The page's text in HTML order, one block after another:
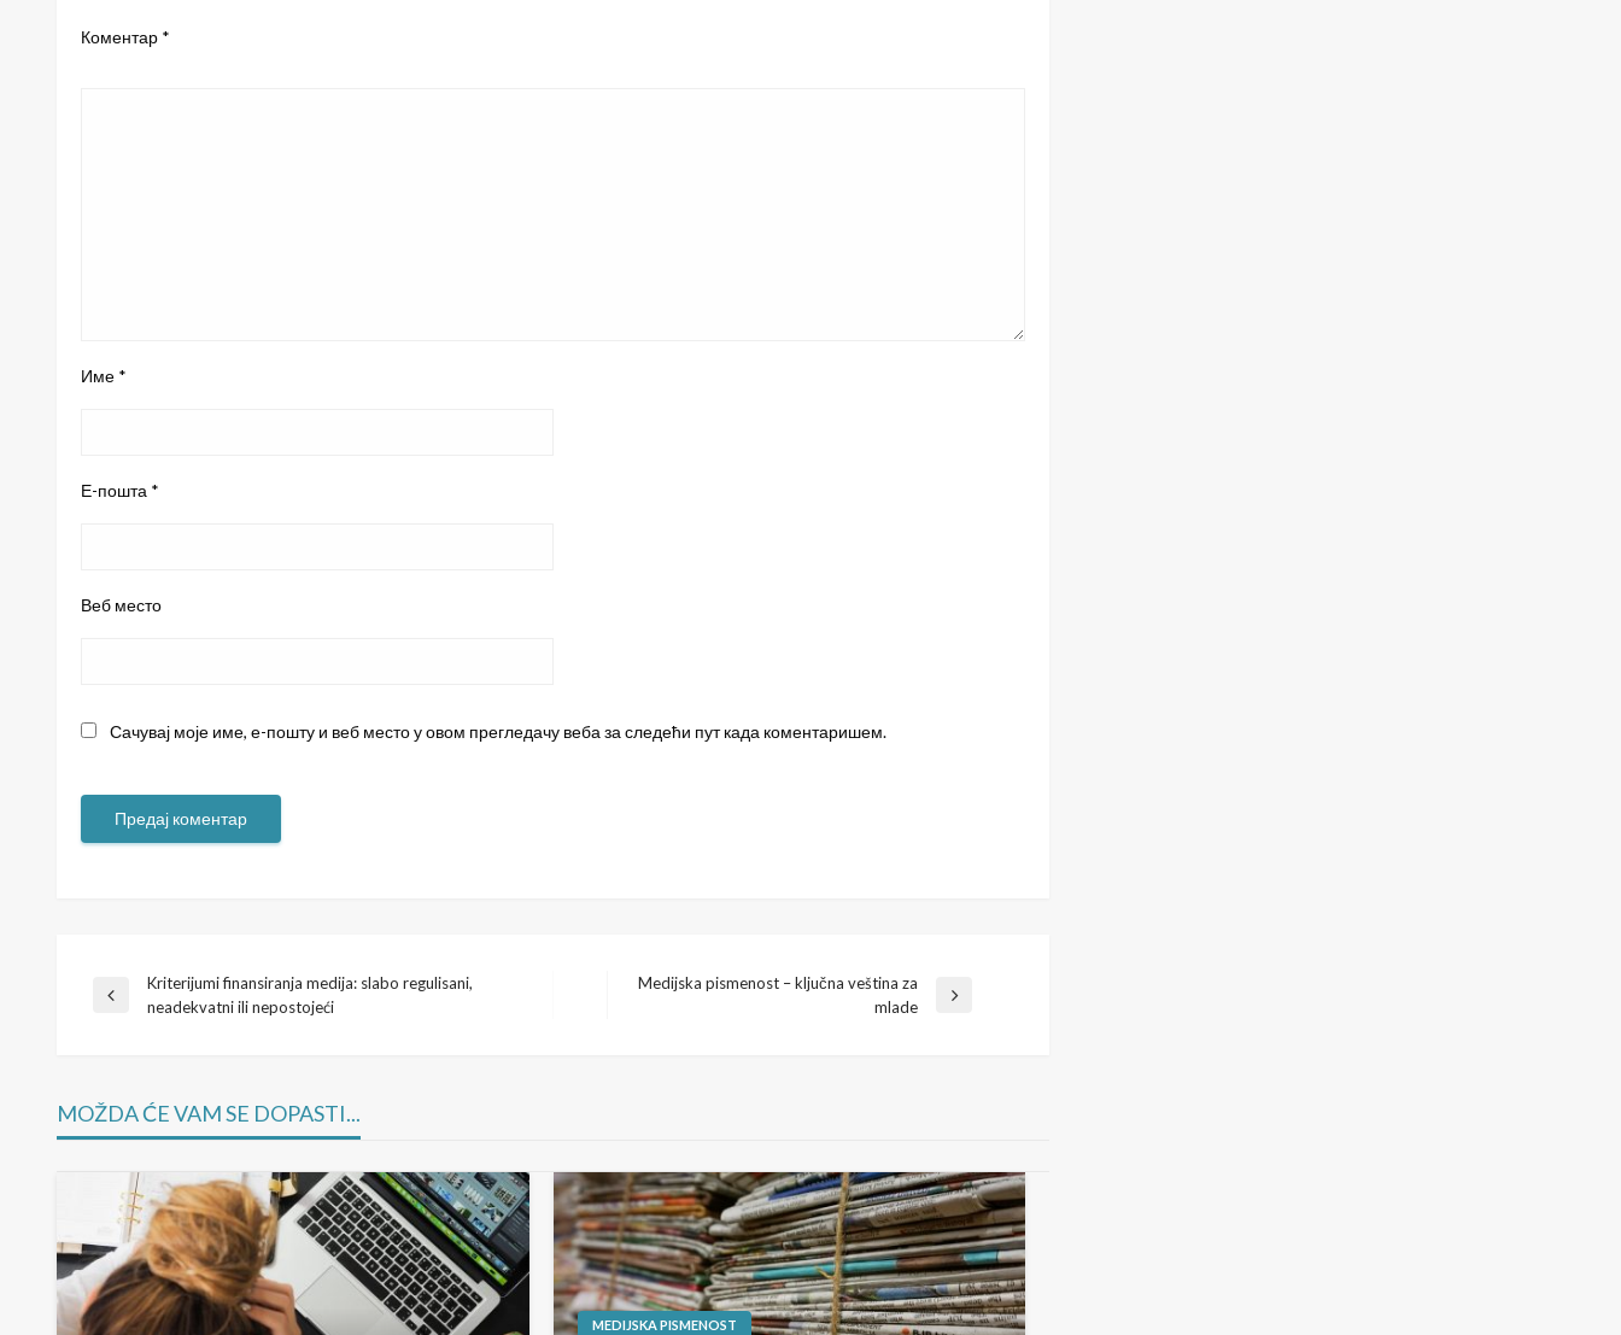
Коментар *
Име *
Е-пошта *
Веб место
Сачувај моје име, е-пошту и веб место у овом прегледачу веба за следећи пут када коментаришем.
Кретање
Previous
Kriterijumi finansiranja medija: slabo regulisani,
neadekvatni ili nepostojeći
Medijska pismenost – ključna veština za
mlade
MOŽDA ĆE VAM SE DOPASTI...
MEDIJSKA PISMENOST